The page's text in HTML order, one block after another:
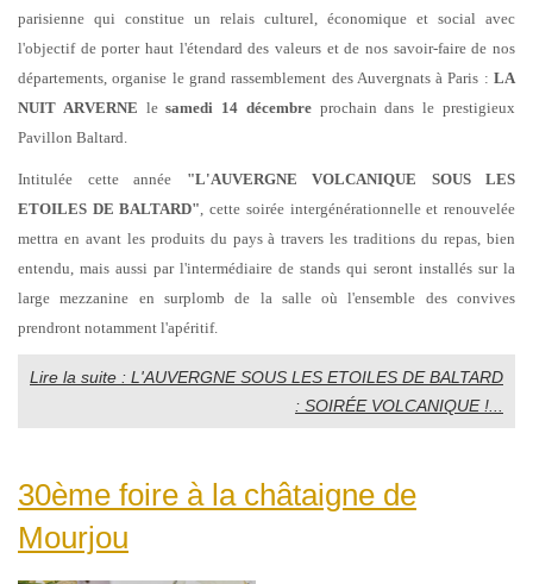
parisienne qui constitue un relais culturel, économique et social avec
l'objectif de porter haut l'étendard des valeurs et de nos savoir-faire de nos
départements, organise le grand rassemblement des Auvergnats à Paris : LA
NUIT ARVERNE lesamedi 14 décembreprochain dans le prestigieux
Pavillon Baltard.
Intitulée cette année "L'AUVERGNE VOLCANIQUE SOUS LES
ETOILES DE BALTARD" , cette soirée intergénérationnelle et renouvelée
mettra en avant les produits du pays à travers les traditions du repas, bien
entendu, mais aussi par l'intermédiaire de stands qui seront installés sur la
large mezzanine en surplomb de la salle où l'ensemble des convives
prendront notamment l'apéritif.
Lire la suite : L'AUVERGNE SOUS LES ETOILES DE BALTARD
: SOIRÉE VOLCANIQUE !...
30ème foire à la châtaigne de
Mourjou